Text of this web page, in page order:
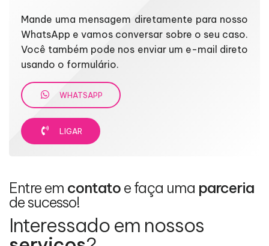
Mande uma mensagem diretamente para nosso
WhatsApp e vamos conversar sobre o seu caso.
Você também pode nos enviar um e-mail direto
usando o formulário.
WHATSAPP
LIGAR
Entre em contato e faça uma parceria
de sucesso!
Interessado em nossos